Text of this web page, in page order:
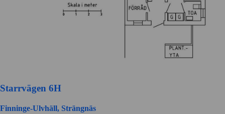
Starrvägen 6H
Finninge-Ulvhäll, Strängnäs